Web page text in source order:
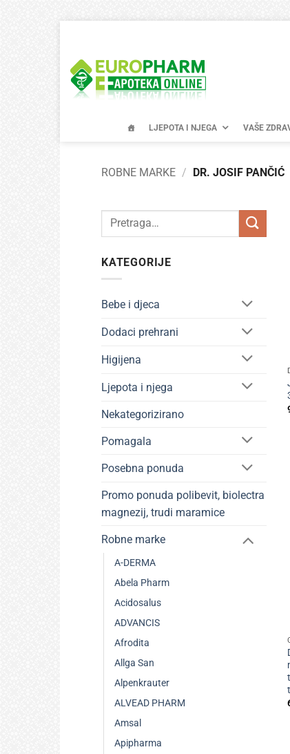
content
LJEPOTA I NJEGA VAŠE
ROBNE MARKE / DR. JOSIF PANČIĆ
Pretraži:
KATEGORIJE
Bebe i djeca
Dodaci prehrani
Higijena
Ljepota i njega
Nekategorizirano
Pomagala
Posebna ponuda
Promo ponuda polibevit, biolectra
magnezij, trudi maramice
Robne marke
A-DERMA
Abela Pharm
Acidosalus
ADVANCIS
Afrodita
Allga San
Alpenkrauter
ALVEAD PHARM
Amsal
Apipharma